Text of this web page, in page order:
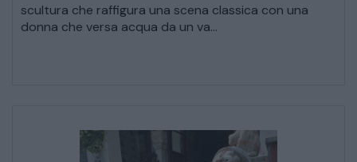
scultura che raffigura una scena classica con una
donna che versa acqua da un va...